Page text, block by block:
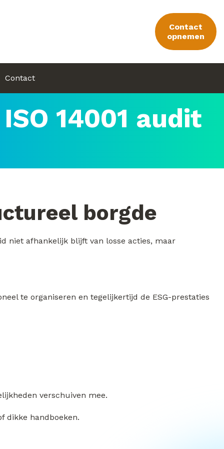
Contact
opnemen
Contact
14001 audit
borgde
niet afhankelijk blijft van losse acties, maar
te organiseren en tegelijkertijd de ESG-prestaties
verschuiven mee.
dikke handboeken.